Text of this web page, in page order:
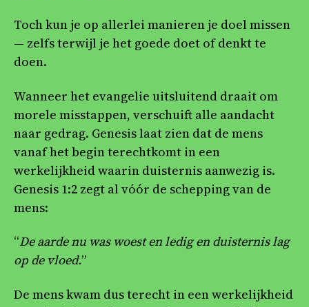
Toch kun je op allerlei manieren je doel missen
— zelfs terwijl je het goede doet of denkt te
doen.
Wanneer het evangelie uitsluitend draait om
morele misstappen, verschuift alle aandacht
naar gedrag. Genesis laat zien dat de mens
vanaf het begin terechtkomt in een
werkelijkheid waarin duisternis aanwezig is.
Genesis 1:2 zegt al vóór de schepping van de
mens:
“De aarde nu was woest en ledig en duisternis lag
op de vloed.”
De mens kwam dus terecht in een werkelijkheid